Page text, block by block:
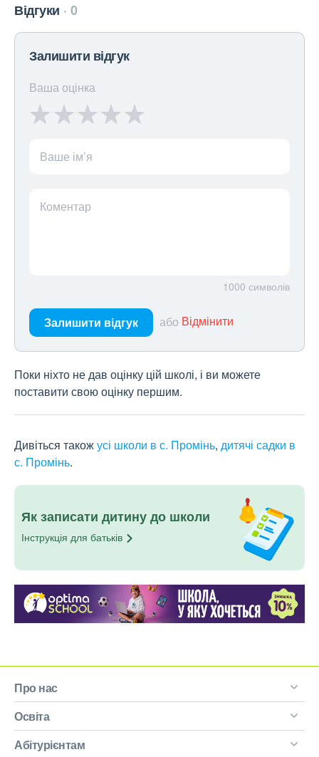
Відгуки 0
Залишити відгук
Ваша оцінка
Ваше ім’я
Коментар
1000 символів
Залишити відгук або Відмінити
Поки ніхто не дав оцінку цій школі, і ви можете
поставити свою оцінку першим.
Дивіться такожусі школи в с. Промінь, дитячі садки в
с. Промінь.
Як записати дитину до школи
Інструкція для батьків
Про нас
Освіта
Абітурієнтам